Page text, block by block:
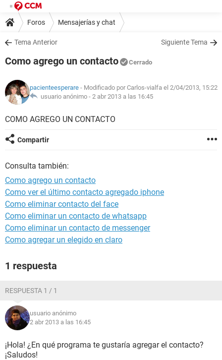
Foros Mensajerías y chat
Tema Anterior Siguiente Tema
Como agrego un contacto Cerrado
pacienteesperare - Modificado por Carlos-vialfa el 2/04/2013, 15:22
usuario anónimo - 2 abr 2013 a las 16:45
COMO AGREGO UN CONTACTO
Compartir
Consulta también:
Como agrego un contacto
Como ver el último contacto agregado iphone
Como eliminar contacto del face
Como eliminar un contacto de whatsapp
Como eliminar un contacto de messenger
Como agregar un elegido en claro
1 respuesta
RESPUESTA 1 / 1
usuario anónimo
2 abr 2013 a las 16:45
¡Hola! ¿En qué programa te gustaría agregar el contacto?
¡Saludos!